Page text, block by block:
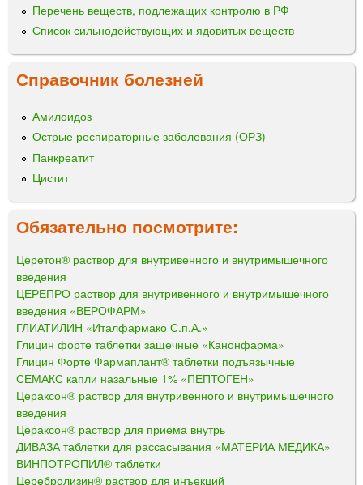
Перечень веществ, подлежащих контролю в РФ
Список сильнодействующих и ядовитых веществ
Справочник болезней
Амилоидоз
Острые респираторные заболевания (ОРЗ)
Панкреатит
Цистит
Обязательно посмотрите:
Церетон® раствор для внутривенного и внутримышечного
введения
ЦЕРЕПРО раствор для внутривенного и внутримышечного
введения «ВЕРОФАРМ»
ГЛИАТИЛИН «Италфармако С.п.А.»
Глицин форте таблетки защечные «Канонфарма»
Глицин Форте Фармаплант® таблетки подъязычные
СЕМАКС капли назальные 1% «ПЕПТОГЕН»
Цераксон® раствор для внутривенного и внутримышечного
введения
Цераксон® раствор для приема внутрь
ДИВАЗА таблетки для рассасывания «МАТЕРИА МЕДИКА»
ВИНПОТРОПИЛ® таблетки
Церебролизин® раствор для инъекций